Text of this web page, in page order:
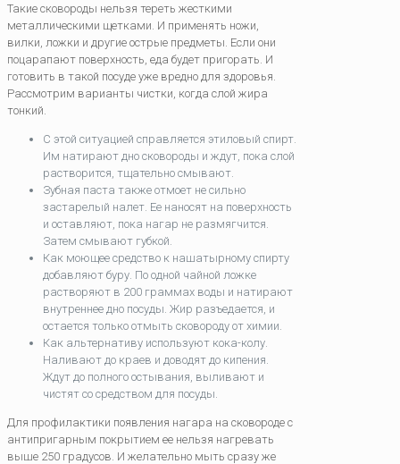
Такие сковороды нельзя тереть жесткими
металлическими щетками. И применять ножи,
вилки, ложки и другие острые предметы. Если они
поцарапают поверхность, еда будет пригорать. И
готовить в такой посуде уже вредно для здоровья.
Рассмотрим варианты чистки, когда слой жира
тонкий.
С этой ситуацией справляется этиловый спирт.
Им натирают дно сковороды и ждут, пока слой
растворится, тщательно смывают.
Зубная паста также отмоет не сильно
застарелый налет. Ее наносят на поверхность
и оставляют, пока нагар не размягчится.
Затем смывают губкой.
Как моющее средство к нашатырному спирту
добавляют буру. По одной чайной ложке
растворяют в 200 граммах воды и натирают
внутреннее дно посуды. Жир разъедается, и
остается только отмыть сковороду от химии.
Как альтернативу используют кока-колу.
Наливают до краев и доводят до кипения.
Ждут до полного остывания, выливают и
чистят со средством для посуды.
Для профилактики появления нагара на сковороде с
антипригарным покрытием ее нельзя нагревать
выше 250 градусов. И желательно мыть сразу же